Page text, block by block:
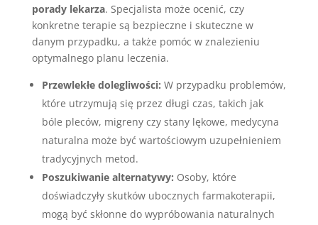
porady lekarza. Specjalista może ocenić, czy
konkretne terapie są bezpieczne i skuteczne w
danym przypadku, a także pomóc w znalezieniu
optymalnego planu leczenia.
Przewlekłe dolegliwości: W przypadku problemów,
które utrzymują się przez długi czas, takich jak
bóle pleców, migreny czy stany lękowe, medycyna
naturalna może być wartościowym uzupełnieniem
tradycyjnych metod.
Poszukiwanie alternatywy: Osoby, które
doświadczyły skutków ubocznych farmakoterapii,
mogą być skłonne do wypróbowania naturalnych